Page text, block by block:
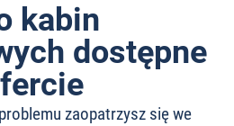
kabin
dostępne
zaopatrzysz się we